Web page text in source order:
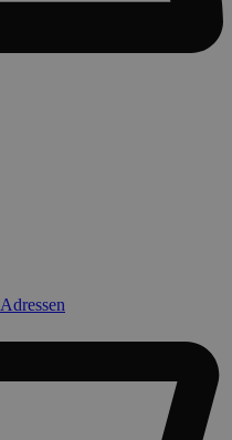
Adressen